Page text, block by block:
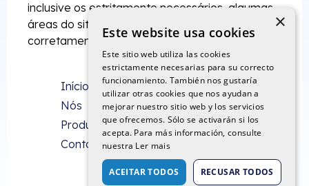
inclusive os estritamente necessários, algumas
áreas do site poderão não funcionar
corretamente.
Início
Nós
Produtos
Contato
Política de privacidade
Política de cookies
Aviso legal
×
Este website usa cookies
Este sitio web utiliza las cookies
estrictamente necesarias para su correcto
funcionamiento. También nos gustaría
utilizar otras cookies que nos ayudan a
mejorar nuestro sitio web y los servicios
que ofrecemos. Sólo se activarán si los
acepta. Para más información, consulte
nuestra Ler mais
ACEITAR TODOS RECUSAR TODOS